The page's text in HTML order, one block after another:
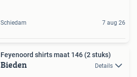
Schiedam 7 aug 26
Feyenoord shirts maat 146 (2 stuks)
Bieden Details